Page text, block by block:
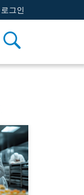
로그인